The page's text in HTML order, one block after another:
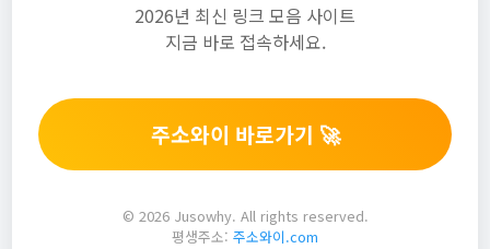
2026년 최신 링크 모음 사이트
지금 바로 접속하세요.
주소와이 바로가기 🚀
© 2026 Jusowhy. All rights reserved.
평생주소: 주소와이.com